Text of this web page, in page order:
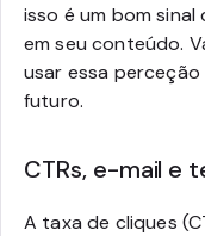
isso é um bom
em seu conteúdo.
usar essa
futuro.
CTRs, e-mail e
A taxa de cliques